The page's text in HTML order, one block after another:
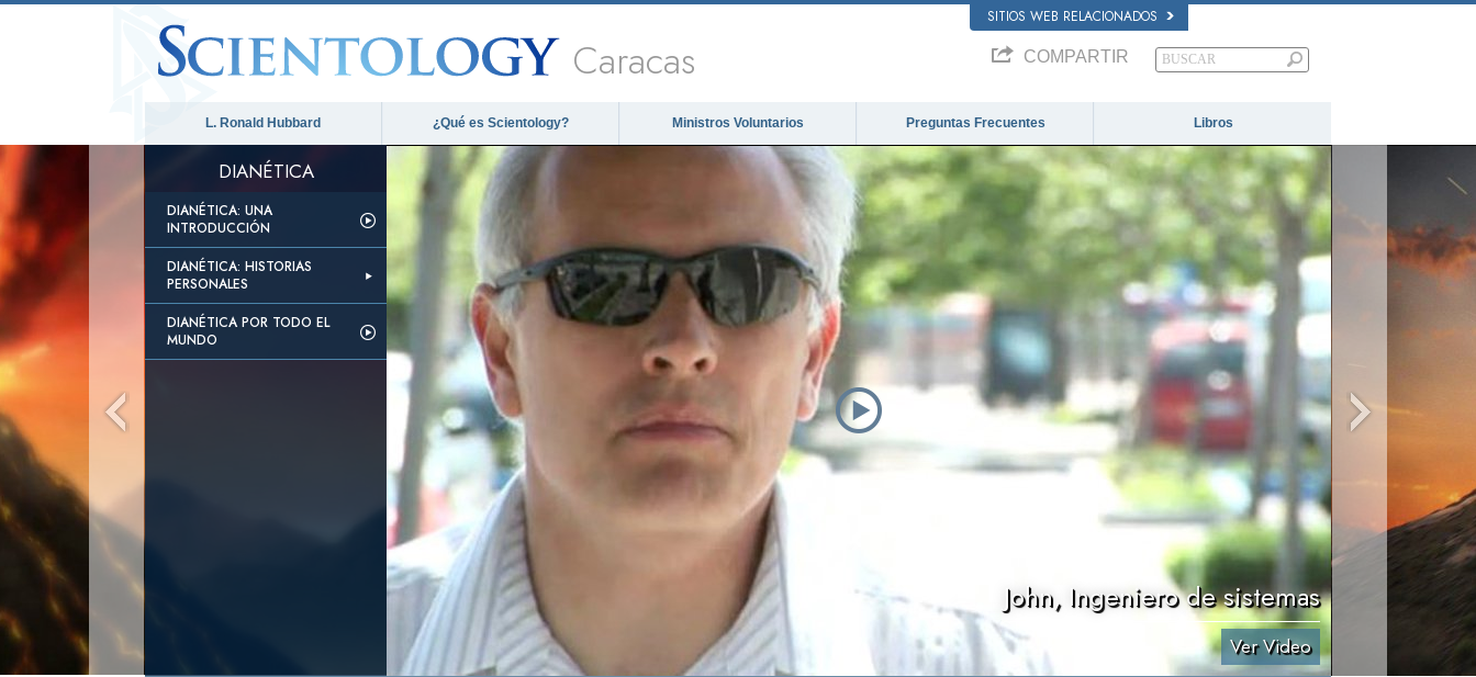
SITIOS WEB RELACIONADOS
Caracas COMPARTIR
L. Ronald Hubbard ¿Qué es Scientology? Ministros Voluntarios Preguntas Frecuentes Libros
DIANÉTICA
DIANÉTICA: UNA
INTRODUCCIÓN
DIANÉTICA: HISTORIAS
PERSONALES
DIANÉTICA POR TODO EL
MUNDO
John, Ingeniero de sistemas
Ver Video